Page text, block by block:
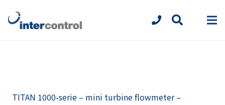
TITAN 1000-serie – mini turbine flowmeter –